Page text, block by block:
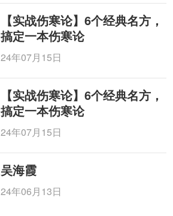
【实战伤寒论】6个经典名方，
搞定一本伤寒论
24年07月15日
【实战伤寒论】6个经典名方，
搞定一本伤寒论
24年07月15日
吴海霞
24年06月13日